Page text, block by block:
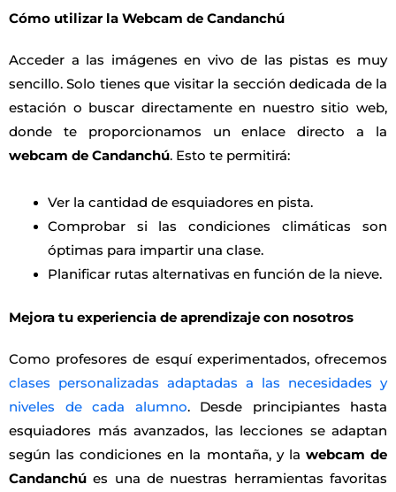
Cómo utilizar la Webcam de Candanchú
Acceder a las imágenes en vivo de las pistas es muy
sencillo. Solo tienes que visitar la sección dedicada de la
estación o buscar directamente en nuestro sitio web,
donde te proporcionamos un enlace directo a la
webcam de Candanchú. Esto te permitirá:
Ver la cantidad de esquiadores en pista.
Comprobar si las condiciones climáticas son
óptimas para impartir una clase.
Planificar rutas alternativas en función de la nieve.
Mejora tu experiencia de aprendizaje con nosotros
Como profesores de esquí experimentados, ofrecemos
clases personalizadas adaptadas a las necesidades y
niveles de cada alumno. Desde principiantes hasta
esquiadores más avanzados, las lecciones se adaptan
según las condiciones en la montaña, y la webcam de
Candanchú es una de nuestras herramientas favoritas